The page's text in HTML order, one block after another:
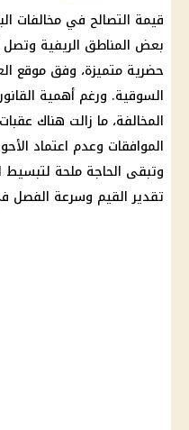
قيمة التصالح في مخالفات
حضرية متميزة، وفق موقع
السوقية. ورغم أهمية
المخالفة، ما زالت هناك
الموافقات وعدم اعتماد
وتبقى الحاجة ملحة لتبسيط
تقدير القيم وسرعة الفصل